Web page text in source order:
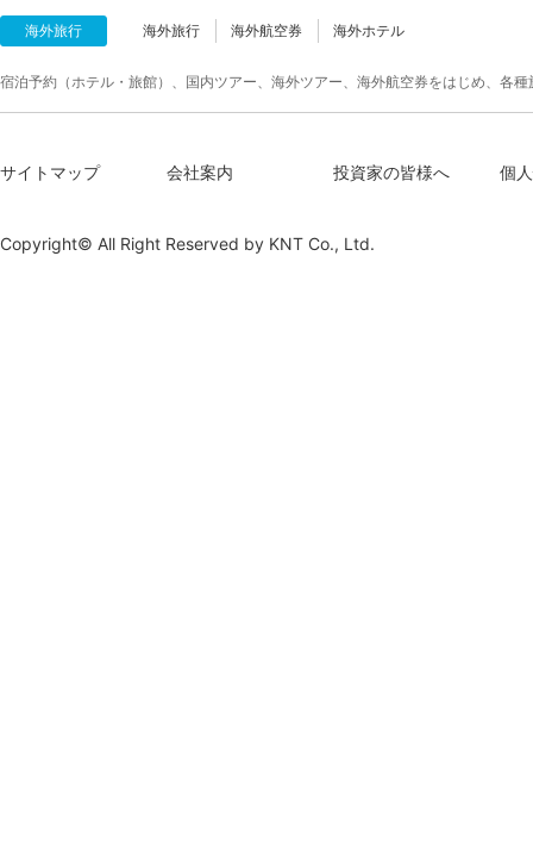
海外旅行 海外旅行 海外航空券 海外ホテル
宿泊予約（ホテル・旅館）、国内ツアー、海外ツアー、海外航空券をはじめ、各
サイトマップ 会社案内 投資家の皆様へ 個
Copyright© All Right Reserved by KNT Co., Ltd.